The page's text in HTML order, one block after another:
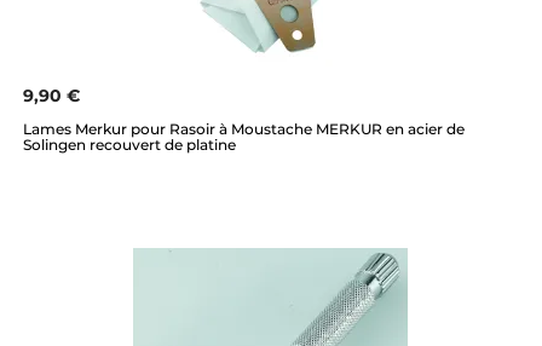
9,90 €
Lames Merkur pour Rasoir à Moustache MERKUR en acier de
Solingen recouvert de platine